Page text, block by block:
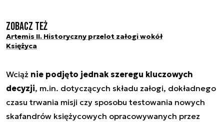
Zobacz też
Artemis II. Historyczny przelot załogi wokół
Księżyca
Wciąż nie podjęto jednak szeregu kluczowych
decyzji, m.in. dotyczących składu załogi, dokładnego
czasu trwania misji czy sposobu testowania nowych
skafandrów księżycowych opracowywanych przez